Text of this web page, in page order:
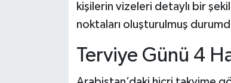
kişilerin vizeleri detaylı bir
noktaları oluşturulmuş
Terviye Günü 4